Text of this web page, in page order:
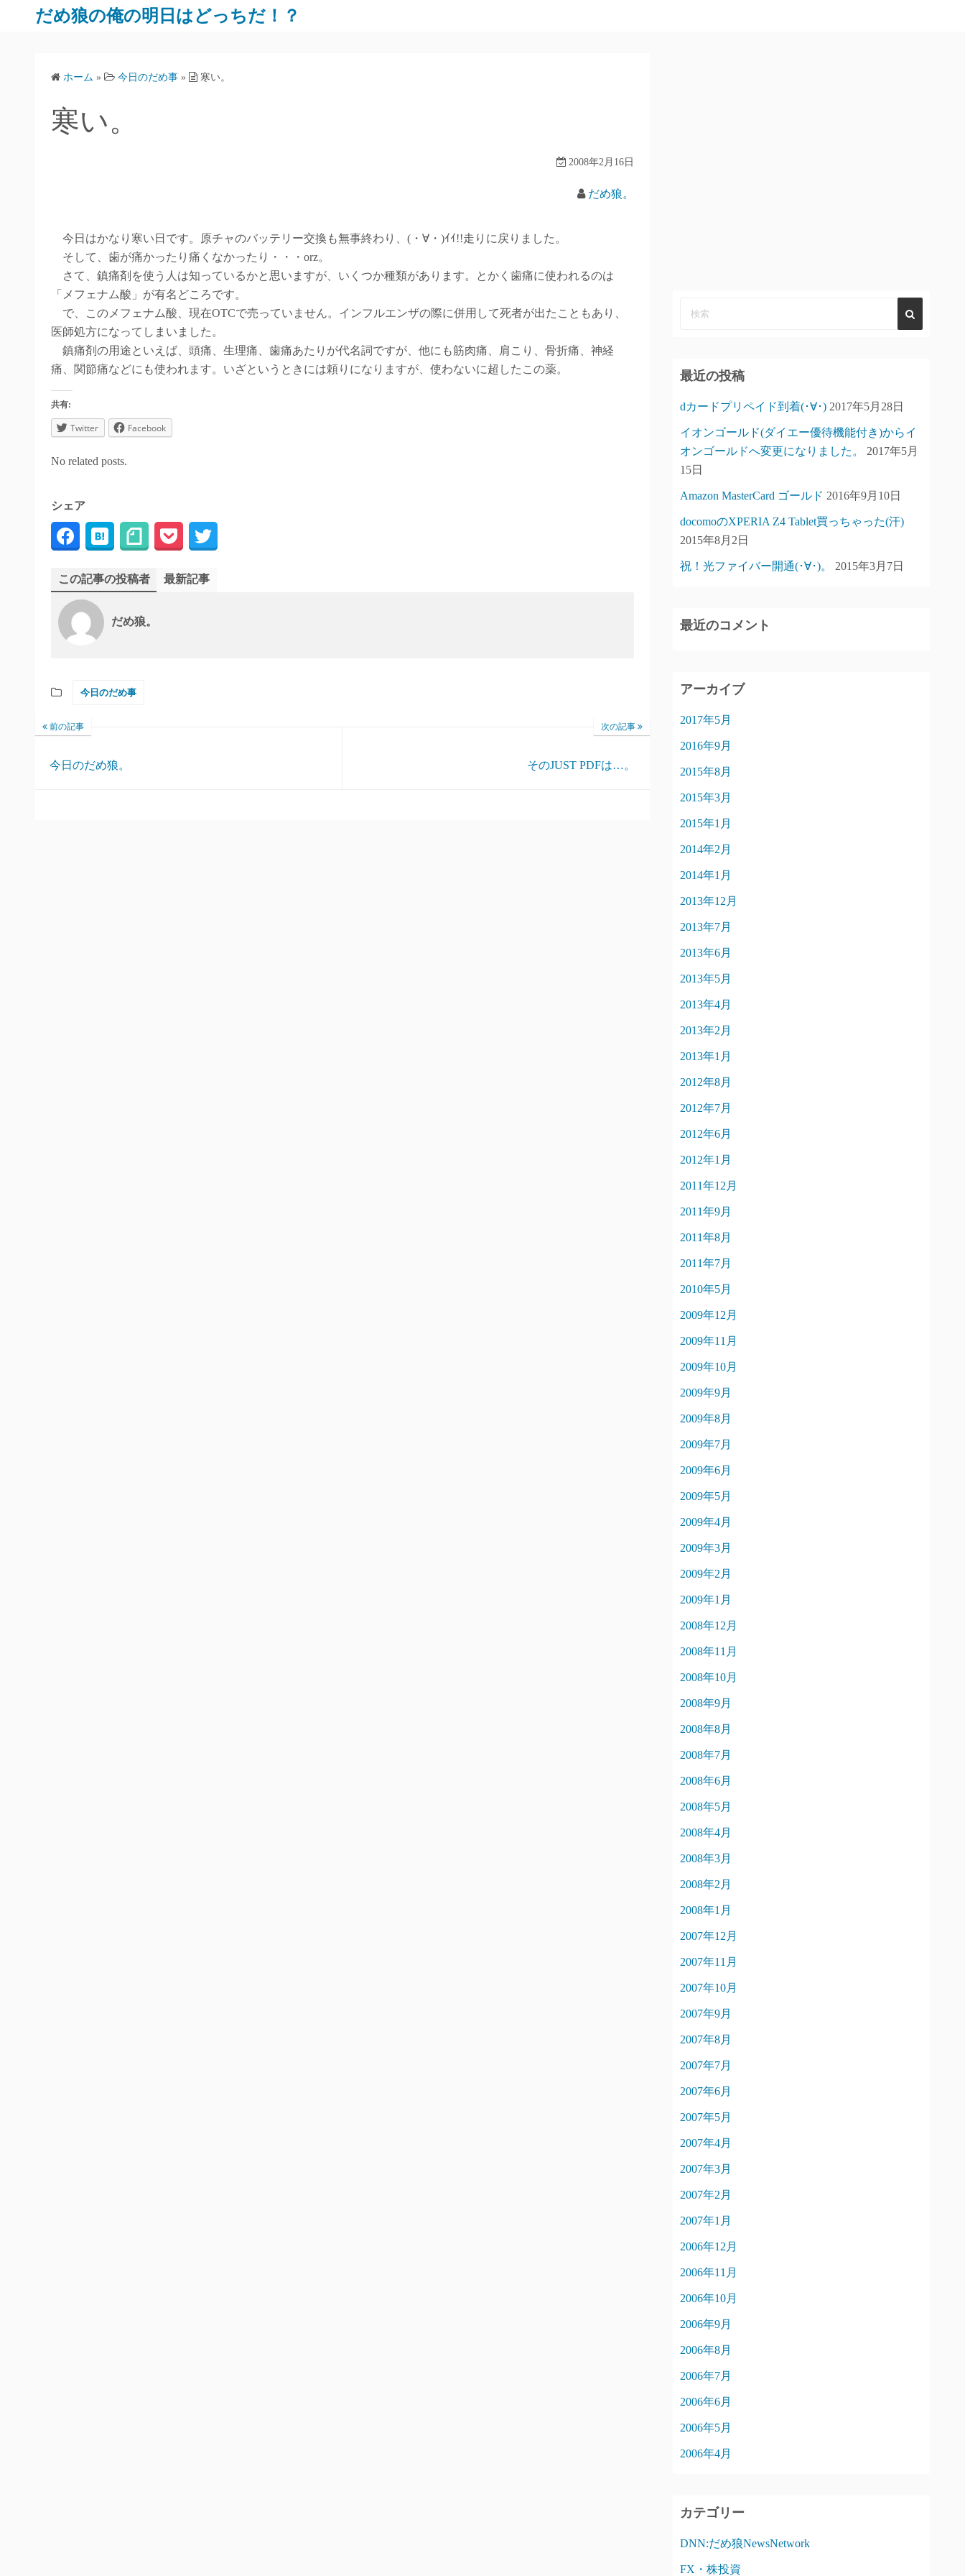
だめ狼の俺の明日はどっちだ！？
ホーム » 今日のだめ事 » 寒い。
寒い。
2008年2月16日
だめ狼。
今日はかなり寒い日です。原チャのバッテリー交換も無事終わり、(・∀・)ｲｲ!!走りに戻りました。
そして、歯が痛かったり痛くなかったり・・・orz。
さて、鎮痛剤を使う人は知っているかと思いますが、いくつか種類があります。とかく歯痛に使われるのは
「メフェナム酸」が有名どころです。
で、このメフェナム酸、現在OTCで売っていません。インフルエンザの際に併用して死者が出たこともあり、
医師処方になってしまいました。
鎮痛剤の用途といえば、頭痛、生理痛、歯痛あたりが代名詞ですが、他にも筋肉痛、肩こり、骨折痛、神経
痛、関節痛などにも使われます。いざというときには頼りになりますが、使わないに超したこの薬。
共有:
Twitter Facebook
No related posts.
シェア
この記事の投稿者 最新記事
だめ狼。
今日のだめ事
前の記事
今日のだめ狼。
次の記事
そのJUST PDFは…。
最近の投稿
dカードプリペイド到着(･∀･) 2017年5月28日
イオンゴールド(ダイエー優待機能付き)からイ
オンゴールドへ変更になりました。
2017年5月
15日
Amazon MasterCard ゴールド 2016年9月10日
docomoのXPERIA Z4 Tablet買っちゃった(汗)
2015年8月2日
祝！光ファイバー開通(･∀･)。 2015年3月7日
最近のコメント
アーカイブ
2017年5月
2016年9月
2015年8月
2015年3月
2015年1月
2014年2月
2014年1月
2013年12月
2013年7月
2013年6月
2013年5月
2013年4月
2013年2月
2013年1月
2012年8月
2012年7月
2012年6月
2012年1月
2011年12月
2011年9月
2011年8月
2011年7月
2010年5月
2009年12月
2009年11月
2009年10月
2009年9月
2009年8月
2009年7月
2009年6月
2009年5月
2009年4月
2009年3月
2009年2月
2009年1月
2008年12月
2008年11月
2008年10月
2008年9月
2008年8月
2008年7月
2008年6月
2008年5月
2008年4月
2008年3月
2008年2月
2008年1月
2007年12月
2007年11月
2007年10月
2007年9月
2007年8月
2007年7月
2007年6月
2007年5月
2007年4月
2007年3月
2007年2月
2007年1月
2006年12月
2006年11月
2006年10月
2006年9月
2006年8月
2006年7月
2006年6月
2006年5月
2006年4月
カテゴリー
DNN:だめ狼NewsNetwork
FX・株投資